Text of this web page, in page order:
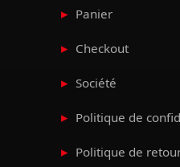
Panier
Checkout
Société
Politique de
Politique de